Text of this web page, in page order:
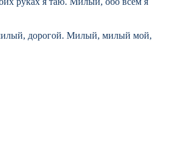
дорогой. Милый, милый мой,